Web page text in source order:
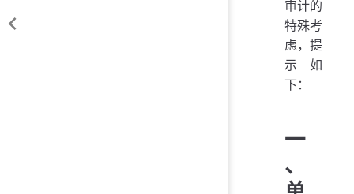
审计的
特殊考
虑，提
示如
下：
一
、